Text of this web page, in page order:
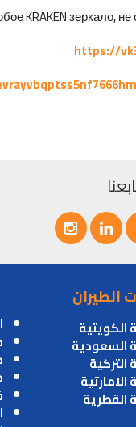
KRAKEN зеркало,
https://
الكويتية
السعودية
القطرية